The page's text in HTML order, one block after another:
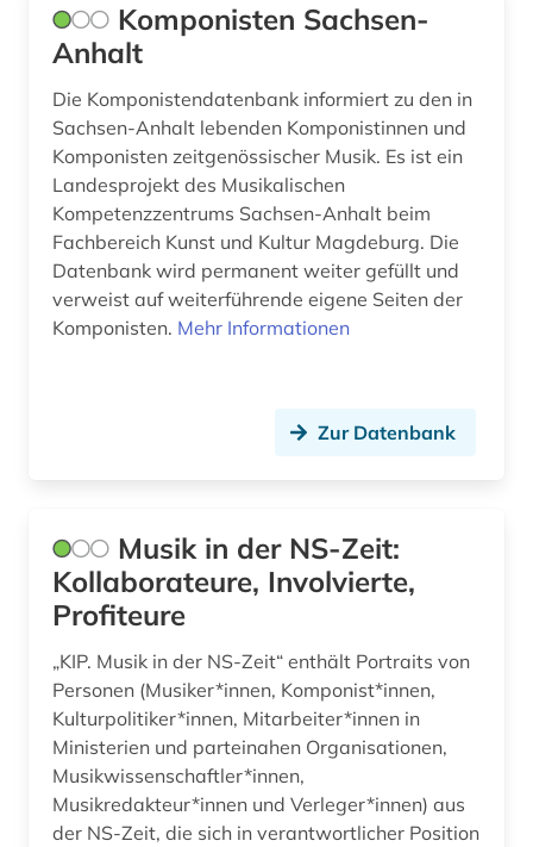
statistik (1)
südtirol (1)
tagebuch 1775-­1832 (1)
technik (1)
theater (2)
theaterwissenschaft (2)
universität bützow (1)
universität duisburg (1)
universität rostock (1)
Komponisten Sachsen-
Anhalt
Die Komponistendatenbank informiert zu den in
Sachsen-Anhalt lebenden Komponistinnen und
Komponisten zeitgenössischer Musik. Es ist ein
Landesprojekt des Musikalischen
Kompetenzzentrums Sachsen-Anhalt beim
Fachbereich Kunst und Kultur Magdeburg. Die
Datenbank wird permanent weiter gefüllt und
verweist auf weiterführende eigene Seiten der
Komponisten. Mehr Informationen
Zur Datenbank
Musik in der NS-Zeit:
Kollaborateure, Involvierte,
Profiteure
„KIP. Musik in der NS-Zeit“ enthält Portraits von
Personen (Musiker*innen, Komponist*innen,
Kulturpolitiker*innen, Mitarbeiter*innen in
Ministerien und parteinahen Organisationen,
Musikwissenschaftler*innen,
Musikredakteur*innen und Verleger*innen) aus
der NS-Zeit, die sich in verantwortlicher Position